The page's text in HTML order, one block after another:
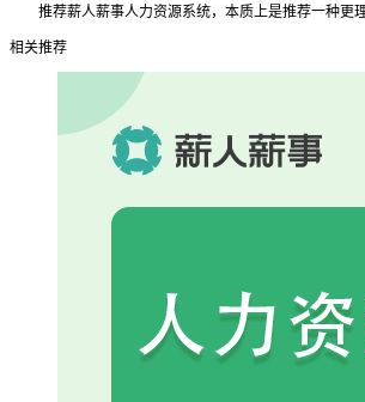
推荐薪人薪事人力资源系统，本质上是推荐一种更理
相关推荐